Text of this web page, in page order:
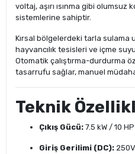
voltaj, aşırı ısınma gibi olumsuz
sistemlerine sahiptir.
Kırsal bölgelerdeki tarla sulama
hayvancılık tesisleri ve içme
Otomatik çalıştırma-durdurma
tasarrufu sağlar, manuel
Teknik
Çıkış Gücü: 7.5 kW / 10 HP
Giriş Gerilimi (DC):